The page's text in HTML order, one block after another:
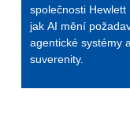
společnosti
jak AI mění
agentické systémy
suverenity.